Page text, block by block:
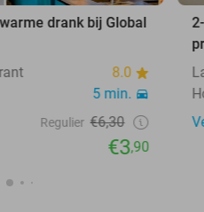
drank bij Global
8.0
5 min.
Regulier €6,30
€3,90